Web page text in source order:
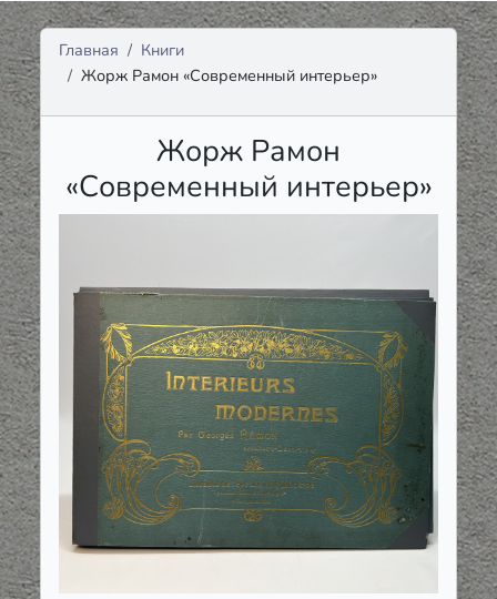
Главная
Книги
Жорж Рамон «Современный интерьер»
Жорж Рамон
«Современный интерьер»